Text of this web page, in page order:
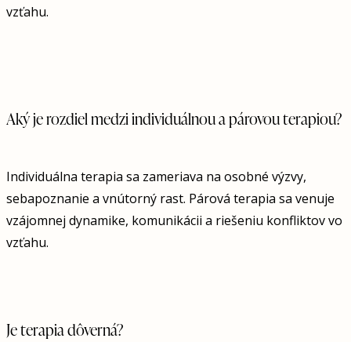
vzťahu.
Aký je rozdiel medzi individuálnou a párovou terapiou?
Individuálna terapia sa zameriava na osobné výzvy,
sebapoznanie a vnútorný rast. Párová terapia sa venuje
vzájomnej dynamike, komunikácii a riešeniu konfliktov vo
vzťahu.
Je terapia dôverná?